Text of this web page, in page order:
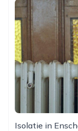
Isolatie in